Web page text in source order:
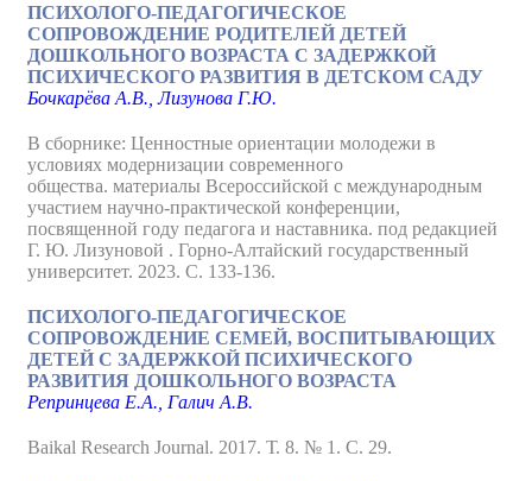
ПСИХОЛОГО-ПЕДАГОГИЧЕСКОЕ
СОПРОВОЖДЕНИЕ РОДИТЕЛЕЙ ДЕТЕЙ
ДОШКОЛЬНОГО ВОЗРАСТА С ЗАДЕРЖКОЙ
ПСИХИЧЕСКОГО РАЗВИТИЯ В ДЕТСКОМ САДУ
Бочкарёва А.В., Лизунова Г.Ю.
В сборнике: Ценностные ориентации молодежи в
условиях модернизации современного
общества. материалы Всероссийской с международным
участием научно-практической конференции,
посвященной году педагога и наставника. под редакцией
Г. Ю. Лизуновой . Горно-Алтайский государственный
университет. 2023. С. 133-136.
ПСИХОЛОГО-ПЕДАГОГИЧЕСКОЕ
СОПРОВОЖДЕНИЕ СЕМЕЙ, ВОСПИТЫВАЮЩИХ
ДЕТЕЙ С ЗАДЕРЖКОЙ ПСИХИЧЕСКОГО
РАЗВИТИЯ ДОШКОЛЬНОГО ВОЗРАСТА
Репринцева Е.А., Галич А.В.
Baikal Research Journal. 2017. Т. 8. № 1. С. 29.